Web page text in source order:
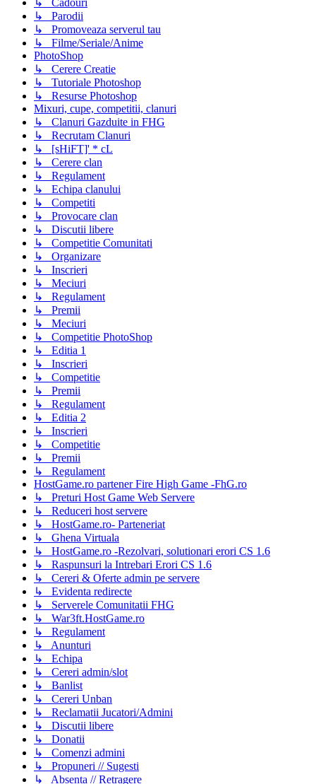
↳ Cadouri
↳ Parodii
↳ Promoveaza serverul tau
↳ Filme/Seriale/Anime
PhotoShop
↳ Cerere Creatie
↳ Tutoriale Photoshop
↳ Resurse Photoshop
Mixuri, cupe, competitii, clanuri
↳ Clanuri Gazduite in FHG
↳ Recrutam Clanuri
↳ [sHiFT]' * cL
↳ Cerere clan
↳ Regulament
↳ Echipa clanului
↳ Competiti
↳ Provocare clan
↳ Discutii libere
↳ Competitie Comunitati
↳ Organizare
↳ Inscrieri
↳ Meciuri
↳ Regulament
↳ Premii
↳ Meciuri
↳ Competitie PhotoShop
↳ Editia 1
↳ Inscrieri
↳ Competitie
↳ Premii
↳ Regulament
↳ Editia 2
↳ Inscrieri
↳ Competitie
↳ Premii
↳ Regulament
HostGame.ro partener Fire High Game -FhG.ro
↳ Preturi Host Game Web Servere
↳ Reduceri host servere
↳ HostGame.ro- Parteneriat
↳ Ghena Virtuala
↳ HostGame.ro -Rezolvari, solutionari erori CS 1.6
↳ Raspunsuri la Intrebari Erori CS 1.6
↳ Cereri & Oferte admin pe servere
↳ Evidenta redirecte
↳ Serverele Comunitatii FHG
↳ War3ft.HostGame.ro
↳ Regulament
↳ Anunturi
↳ Echipa
↳ Cereri admin/slot
↳ Banlist
↳ Cereri Unban
↳ Reclamatii Jucatori/Admini
↳ Discutii libere
↳ Donatii
↳ Comenzi admini
↳ Propuneri // Sugesti
↳ Absenta // Retragere